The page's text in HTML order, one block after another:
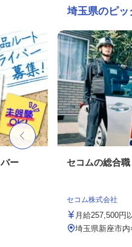
埼玉県のピッ
ー セコムの総合職
セコム株式会社
月給257,500円
埼玉県新座市内